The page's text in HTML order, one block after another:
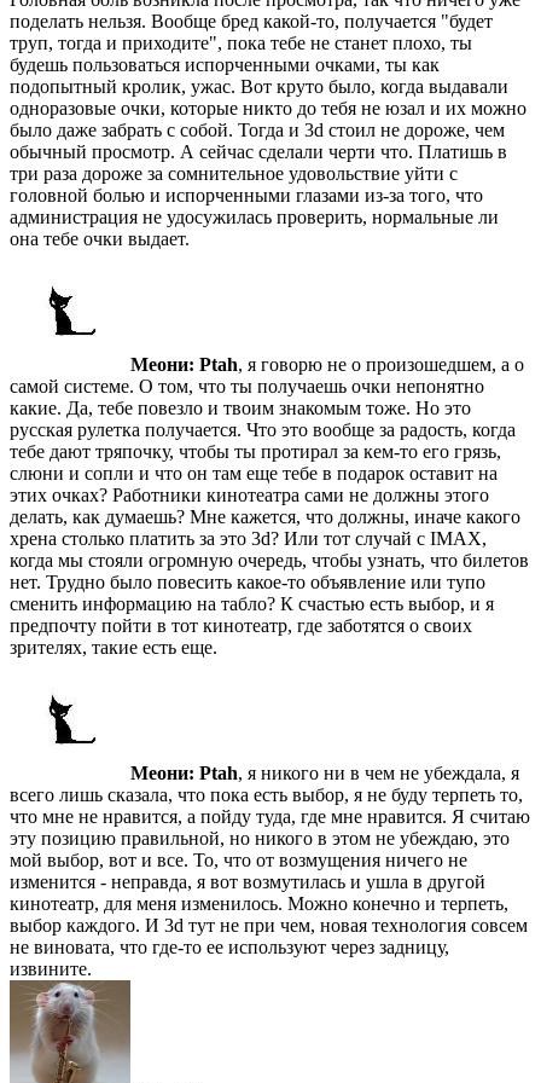
поделать нельзя. Вообще бред какой-то, получается "будет
труп, тогда и приходите", пока тебе не станет плохо, ты
будешь пользоваться испорченными очками, ты как
подопытный кролик, ужас. Вот круто было, когда выдавали
одноразовые очки, которые никто до тебя не юзал и их можно
было даже забрать с собой. Тогда и 3d стоил не дороже, чем
обычный просмотр. А сейчас сделали черти что. Платишь в
три раза дороже за сомнительное удовольствие уйти с
головной болью и испорченными глазами из-за того, что
администрация не удосужилась проверить, нормальные ли
она тебе очки выдает.
Меони: Ptah, я говорю не о произошедшем, а о
самой системе. О том, что ты получаешь очки непонятно
какие. Да, тебе повезло и твоим знакомым тоже. Но это
русская рулетка получается. Что это вообще за радость, когда
тебе дают тряпочку, чтобы ты протирал за кем-то его грязь,
слюни и сопли и что он там еще тебе в подарок оставит на
этих очках? Работники кинотеатра сами не должны этого
делать, как думаешь? Мне кажется, что должны, иначе какого
хрена столько платить за это 3d? Или тот случай с IMAX,
когда мы стояли огромную очередь, чтобы узнать, что билетов
нет. Трудно было повесить какое-то объявление или тупо
сменить информацию на табло? К счастью есть выбор, и я
предпочту пойти в тот кинотеатр, где заботятся о своих
зрителях, такие есть еще.
Меони: Ptah, я никого ни в чем не убеждала, я
всего лишь сказала, что пока есть выбор, я не буду терпеть то,
что мне не нравится, а пойду туда, где мне нравится. Я считаю
эту позицию правильной, но никого в этом не убеждаю, это
мой выбор, вот и все. То, что от возмущения ничего не
изменится - неправда, я вот возмутилась и ушла в другой
кинотеатр, для меня изменилось. Можно конечно и терпеть,
выбор каждого. И 3d тут не при чем, новая технология совсем
не виновата, что где-то ее используют через задницу,
извините.